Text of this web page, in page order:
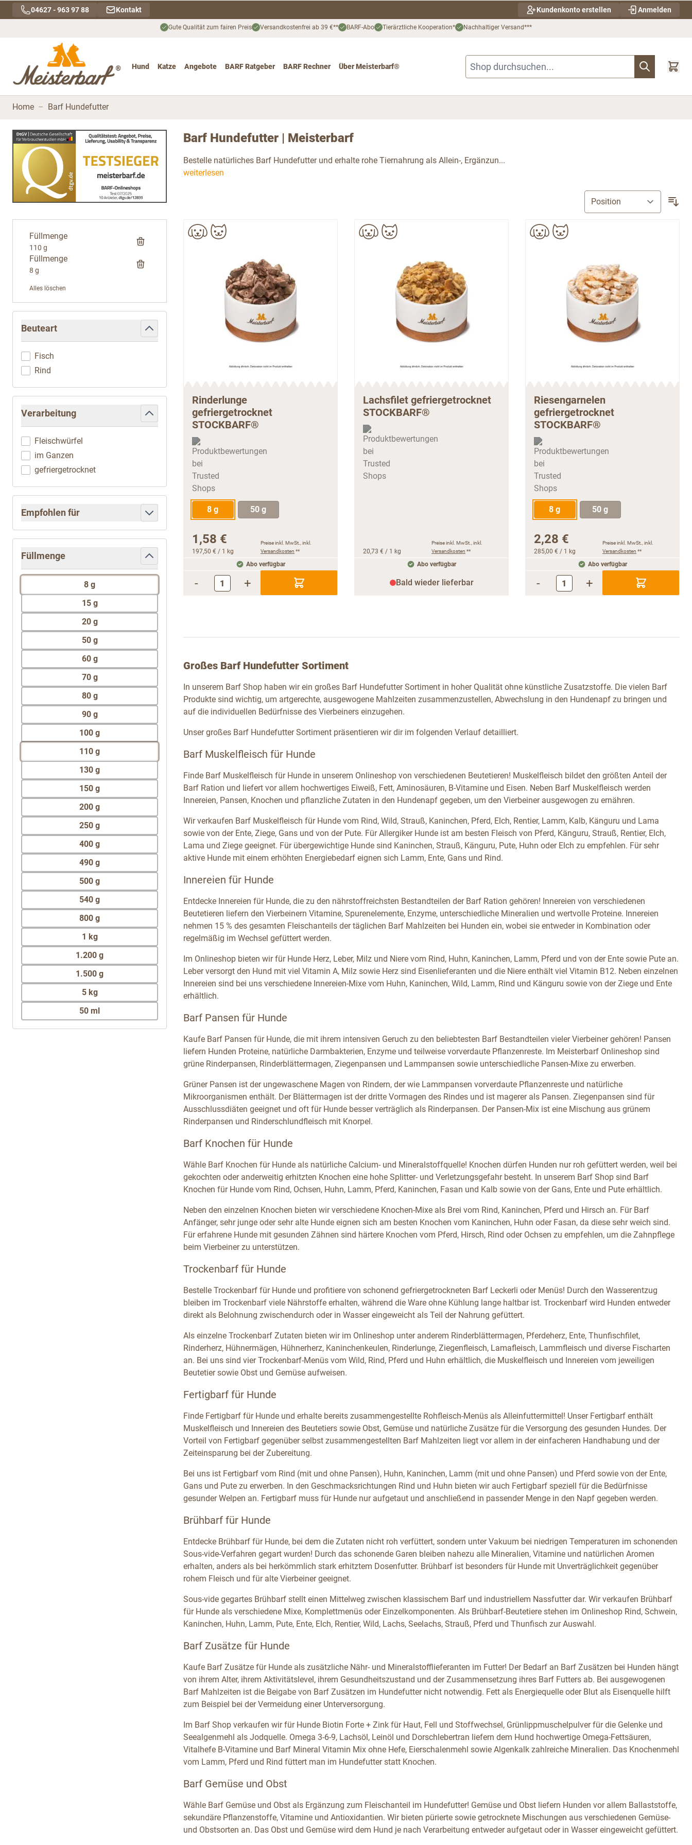
Direkt zum Inhalt04627 - 963 97 88 Kontakt Kundenkonto erstellen Anmelden
Gute Qualität zum fairen Preis Versandkostenfrei ab 39 €** BARF-Abo Tierärztliche Kooperation* Nachhaltiger Versand***
Hund
Katze
Angebote
BARF Ratgeber BARF Rechner Über Meisterbarf®
Shop durchsuchen...
Home – Barf Hundefutter
Barf Hundefutter | Meisterbarf
Bestelle natürliches Barf Hundefutter und erhalte rohe Tiernahrung als Allein-, Ergänzun...
weiterlesen
Füllmenge
110 g
Füllmenge
8 g
Alles löschen
Beuteart
filter
Fisch
Rind
Verarbeitung
filter
Fleischwürfel
im Ganzen
gefriergetrocknet
Empfohlen für
Füllmenge
filter
8 g
15 g
20 g
50 g
60 g
70 g
80 g
90 g
100 g
110 g
130 g
150 g
200 g
250 g
400 g
490 g
500 g
540 g
800 g
1 kg
1.200 g
1.500 g
5 kg
50 ml
Rinderlunge
gefriergetrocknet
STOCKBARF®
8 g 50 g
1,58 €
197,50 € / 1 kg
Preise inkl. MwSt., inkl.
Versandkosten **
Abo verfügbar
- +
Lachsfilet gefriergetrocknet
STOCKBARF®
20,73 € / 1 kg
Preise inkl. MwSt., inkl.
Versandkosten **
Abo verfügbar
Bald wieder lieferbar
Riesengarnelen
gefriergetrocknet
STOCKBARF®
8 g 50 g
2,28 €
285,00 € / 1 kg
Preise inkl. MwSt., inkl.
Versandkosten **
Abo verfügbar
- +
Großes Barf Hundefutter Sortiment
In unserem Barf Shop haben wir ein großes Barf Hundefutter Sortiment in hoher Qualität ohne künstliche Zusatzstoffe. Die vielen Barf
Produkte sind wichtig, um artgerechte, ausgewogene Mahlzeiten zusammenzustellen, Abwechslung in den Hundenapf zu bringen und
auf die individuellen Bedürfnisse des Vierbeiners einzugehen.
Unser großes Barf Hundefutter Sortiment präsentieren wir dir im folgenden Verlauf detailliert.
Barf Muskelfleisch für Hunde
Finde Barf Muskelfleisch für Hunde in unserem Onlineshop von verschiedenen Beutetieren! Muskelfleisch bildet den größten Anteil der
Barf Ration und liefert vor allem hochwertiges Eiweiß, Fett, Aminosäuren, B-Vitamine und Eisen. Neben Barf Muskelfleisch werden
Innereien, Pansen, Knochen und pflanzliche Zutaten in den Hundenapf gegeben, um den Vierbeiner ausgewogen zu ernähren.
Wir verkaufen Barf Muskelfleisch für Hunde vom Rind, Wild, Strauß, Kaninchen, Pferd, Elch, Rentier, Lamm, Kalb, Känguru und Lama
sowie von der Ente, Ziege, Gans und von der Pute. Für Allergiker Hunde ist am besten Fleisch von Pferd, Känguru, Strauß, Rentier, Elch,
Lama und Ziege geeignet. Für übergewichtige Hunde sind Kaninchen, Strauß, Känguru, Pute, Huhn oder Elch zu empfehlen. Für sehr
aktive Hunde mit einem erhöhten Energiebedarf eignen sich Lamm, Ente, Gans und Rind.
Innereien für Hunde
Entdecke Innereien für Hunde, die zu den nährstoffreichsten Bestandteilen der Barf Ration gehören! Innereien von verschiedenen
Beutetieren liefern den Vierbeinern Vitamine, Spurenelemente, Enzyme, unterschiedliche Mineralien und wertvolle Proteine. Innereien
nehmen 15 % des gesamten Fleischanteils der täglichen Barf Mahlzeiten bei Hunden ein, wobei sie entweder in Kombination oder
regelmäßig im Wechsel gefüttert werden.
Im Onlineshop bieten wir für Hunde Herz, Leber, Milz und Niere vom Rind, Huhn, Kaninchen, Lamm, Pferd und von der Ente sowie Pute an.
Leber versorgt den Hund mit viel Vitamin A, Milz sowie Herz sind Eisenlieferanten und die Niere enthält viel Vitamin B12. Neben einzelnen
Innereien sind bei uns verschiedene Innereien-Mixe vom Huhn, Kaninchen, Wild, Lamm, Rind und Känguru sowie von der Ziege und Ente
erhältlich.
Barf Pansen für Hunde
Kaufe Barf Pansen für Hunde, die mit ihrem intensiven Geruch zu den beliebtesten Barf Bestandteilen vieler Vierbeiner gehören! Pansen
liefern Hunden Proteine, natürliche Darmbakterien, Enzyme und teilweise vorverdaute Pflanzenreste. Im Meisterbarf Onlineshop sind
grüne Rinderpansen, Rinderblättermagen, Ziegenpansen und Lammpansen sowie unterschiedliche Pansen-Mixe zu erwerben.
Grüner Pansen ist der ungewaschene Magen von Rindern, der wie Lammpansen vorverdaute Pflanzenreste und natürliche
Mikroorganismen enthält. Der Blättermagen ist der dritte Vormagen des Rindes und ist magerer als Pansen. Ziegenpansen sind für
Ausschlussdiäten geeignet und oft für Hunde besser verträglich als Rinderpansen. Der Pansen-Mix ist eine Mischung aus grünem
Rinderpansen und Rinderschlundfleisch mit Knorpel.
Barf Knochen für Hunde
Wähle Barf Knochen für Hunde als natürliche Calcium- und Mineralstoffquelle! Knochen dürfen Hunden nur roh gefüttert werden, weil bei
gekochten oder anderweitig erhitzten Knochen eine hohe Splitter- und Verletzungsgefahr besteht. In unserem Barf Shop sind Barf
Knochen für Hunde vom Rind, Ochsen, Huhn, Lamm, Pferd, Kaninchen, Fasan und Kalb sowie von der Gans, Ente und Pute erhältlich.
Neben den einzelnen Knochen bieten wir verschiedene Knochen-Mixe als Brei vom Rind, Kaninchen, Pferd und Hirsch an. Für Barf
Anfänger, sehr junge oder sehr alte Hunde eignen sich am besten Knochen vom Kaninchen, Huhn oder Fasan, da diese sehr weich sind.
Für erfahrene Hunde mit gesunden Zähnen sind härtere Knochen vom Pferd, Hirsch, Rind oder Ochsen zu empfehlen, um die Zahnpflege
beim Vierbeiner zu unterstützen.
Trockenbarf für Hunde
Bestelle Trockenbarf für Hunde und profitiere von schonend gefriergetrockneten Barf Leckerli oder Menüs! Durch den Wasserentzug
bleiben im Trockenbarf viele Nährstoffe erhalten, während die Ware ohne Kühlung lange haltbar ist. Trockenbarf wird Hunden entweder
direkt als Belohnung zwischendurch oder in Wasser eingeweicht als Teil der Nahrung gefüttert.
Als einzelne Trockenbarf Zutaten bieten wir im Onlineshop unter anderem Rinderblättermagen, Pferdeherz, Ente, Thunfischfilet,
Rinderherz, Hühnermägen, Hühnerherz, Kaninchenkeulen, Rinderlunge, Ziegenfleisch, Lamafleisch, Lammfleisch und diverse Fischarten
an. Bei uns sind vier Trockenbarf-Menüs vom Wild, Rind, Pferd und Huhn erhältlich, die Muskelfleisch und Innereien vom jeweiligen
Beutetier sowie Obst und Gemüse aufweisen.
Fertigbarf für Hunde
Finde Fertigbarf für Hunde und erhalte bereits zusammengestellte Rohfleisch-Menüs als Alleinfuttermittel! Unser Fertigbarf enthält
Muskelfleisch und Innereien des Beutetiers sowie Obst, Gemüse und natürliche Zusätze für die Versorgung des gesunden Hundes. Der
Vorteil von Fertigbarf gegenüber selbst zusammengestellten Barf Mahlzeiten liegt vor allem in der einfacheren Handhabung und der
Zeiteinsparung bei der Zubereitung.
Bei uns ist Fertigbarf vom Rind (mit und ohne Pansen), Huhn, Kaninchen, Lamm (mit und ohne Pansen) und Pferd sowie von der Ente,
Gans und Pute zu erwerben. In den Geschmacksrichtungen Rind und Huhn bieten wir auch Fertigbarf speziell für die Bedürfnisse
gesunder Welpen an. Fertigbarf muss für Hunde nur aufgetaut und anschließend in passender Menge in den Napf gegeben werden.
Brühbarf für Hunde
Entdecke Brühbarf für Hunde, bei dem die Zutaten nicht roh verfüttert, sondern unter Vakuum bei niedrigen Temperaturen im schonenden
Sous-vide-Verfahren gegart wurden! Durch das schonende Garen bleiben nahezu alle Mineralien, Vitamine und natürlichen Aromen
erhalten, anders als bei herkömmlich stark erhitztem Dosenfutter. Brühbarf ist besonders für Hunde mit Unverträglichkeit gegenüber
rohem Fleisch und für alte Vierbeiner geeignet.
Sous-vide gegartes Brühbarf stellt einen Mittelweg zwischen klassischem Barf und industriellem Nassfutter dar. Wir verkaufen Brühbarf
für Hunde als verschiedene Mixe, Komplettmenüs oder Einzelkomponenten. Als Brühbarf-Beutetiere stehen im Onlineshop Rind, Schwein,
Kaninchen, Huhn, Lamm, Pute, Ente, Elch, Rentier, Wild, Lachs, Seelachs, Strauß, Pferd und Thunfisch zur Auswahl.
Barf Zusätze für Hunde
Kaufe Barf Zusätze für Hunde als zusätzliche Nähr- und Mineralstofflieferanten im Futter! Der Bedarf an Barf Zusätzen bei Hunden hängt
von ihrem Alter, ihrem Aktivitätslevel, ihrem Gesundheitszustand und der Zusammensetzung ihres Barf Futters ab. Bei ausgewogenen
Barf Mahlzeiten ist die Beigabe von Barf Zusätzen im Hundefutter nicht notwendig. Fett als Energiequelle oder Blut als Eisenquelle hilft
zum Beispiel bei der Vermeidung einer Unterversorgung.
Im Barf Shop verkaufen wir für Hunde Biotin Forte + Zink für Haut, Fell und Stoffwechsel, Grünlippmuschelpulver für die Gelenke und
Seealgenmehl als Jodquelle. Omega 3-6-9, Lachsöl, Leinöl und Dorschlebertran liefern dem Hund hochwertige Omega-Fettsäuren,
Vitalhefe B-Vitamine und Barf Mineral Vitamin Mix ohne Hefe, Eierschalenmehl sowie Algenkalk zahlreiche Mineralien. Das Knochenmehl
vom Lamm, Pferd und Rind füttert man im Hundefutter statt Knochen.
Barf Gemüse und Obst
Wähle Barf Gemüse und Obst als Ergänzung zum Fleischanteil im Hundefutter! Gemüse und Obst liefern Hunden vor allem Ballaststoffe,
sekundäre Pflanzenstoffe, Vitamine und Antioxidantien. Wir bieten pürierte sowie getrocknete Mischungen aus verschiedenen Gemüse-
und Obstsorten an. Das Obst und Gemüse wird dem Hund je nach Verarbeitung entweder aufgetaut oder in Wasser eingeweicht gefüttert.